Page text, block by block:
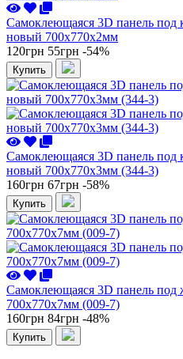
Самоклеющаяся 3D панель под
новый 700x770x2мм
120грн 55грн -54%
Купить
Самоклеющаяся 3D панель под
новый 700x770x3мм (344-3)
160грн 67грн -58%
Купить
Самоклеющаяся 3D панель под
700x770x7мм (009-7)
160грн 84грн -48%
Купить